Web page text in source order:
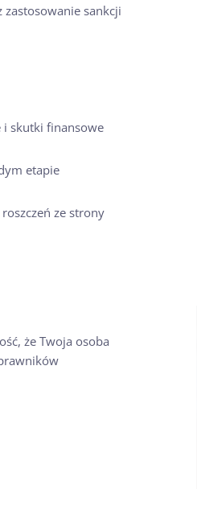
zastosowanie sankcji
i skutki finansowe
etapie
ze strony
że Twoja osoba